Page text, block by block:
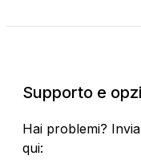
Supporto e
Hai problemi?
qui: